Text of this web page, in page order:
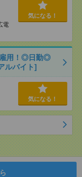
電
気になる！
雇用！◎日勤◎
ルバイト]
気になる！